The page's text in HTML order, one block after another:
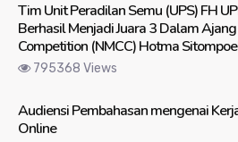
Tim Unit Peradilan Semu (UPS) FH
Berhasil Menjadi Juara 3 Dalam
Competition (NMCC) Hotma
795368 Views
Audiensi Pembahasan mengenai
Online